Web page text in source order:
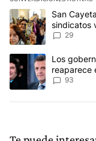
Este listado muestra
Un artículo de
San
sindicatos
reclamos
29
Un artículo de
Los
reaparece
93